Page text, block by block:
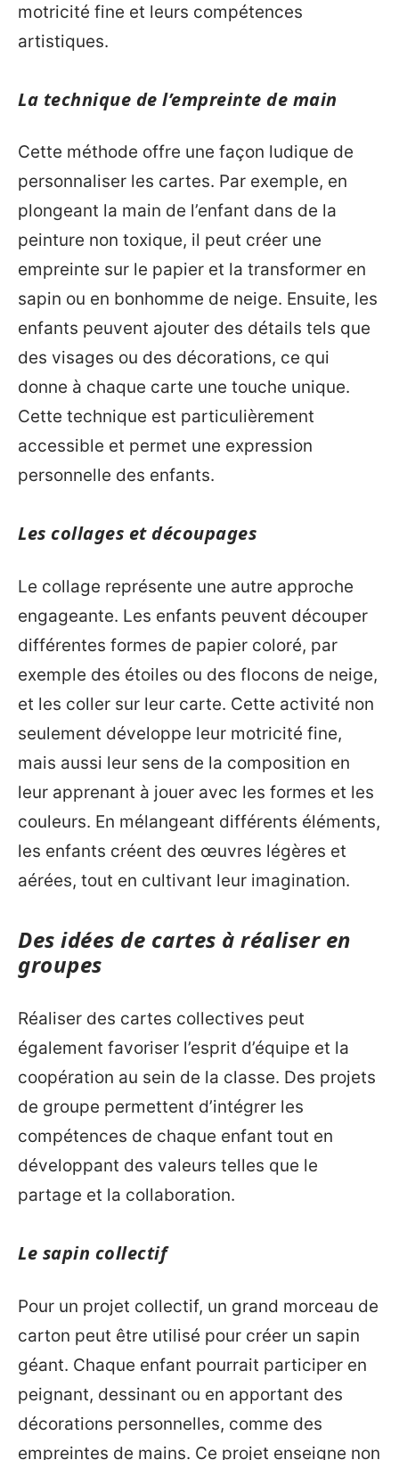
motricité fine et leurs compétences
artistiques.
La technique de l’empreinte de main
Cette méthode offre une façon ludique de
personnaliser les cartes. Par exemple, en
plongeant la main de l’enfant dans de la
peinture non toxique, il peut créer une
empreinte sur le papier et la transformer en
sapin ou en bonhomme de neige. Ensuite, les
enfants peuvent ajouter des détails tels que
des visages ou des décorations, ce qui
donne à chaque carte une touche unique.
Cette technique est particulièrement
accessible et permet une expression
personnelle des enfants.
Les collages et découpages
Le collage représente une autre approche
engageante. Les enfants peuvent découper
différentes formes de papier coloré, par
exemple des étoiles ou des flocons de neige,
et les coller sur leur carte. Cette activité non
seulement développe leur motricité fine,
mais aussi leur sens de la composition en
leur apprenant à jouer avec les formes et les
couleurs. En mélangeant différents éléments,
les enfants créent des œuvres légères et
aérées, tout en cultivant leur imagination.
Des idées de cartes à réaliser en
groupes
Réaliser des cartes collectives peut
également favoriser l’esprit d’équipe et la
coopération au sein de la classe. Des projets
de groupe permettent d’intégrer les
compétences de chaque enfant tout en
développant des valeurs telles que le
partage et la collaboration.
Le sapin collectif
Pour un projet collectif, un grand morceau de
carton peut être utilisé pour créer un sapin
géant. Chaque enfant pourrait participer en
peignant, dessinant ou en apportant des
décorations personnelles, comme des
empreintes de mains. Ce projet enseigne non